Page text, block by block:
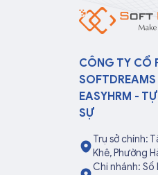
CÔNG TY CỔ
SOFTDREAMS
EASYHRM -
SỰ
Trụ sở chính:
Khê, Phường
Chi nhánh: